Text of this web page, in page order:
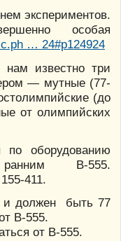
экспериментов.
особая
… 24#p124924
известно три
— мутные (77-
(до
от олимпийских
оборудованию
ранним В-555.
411.
и должен быть 77
В-555.
от В-555.